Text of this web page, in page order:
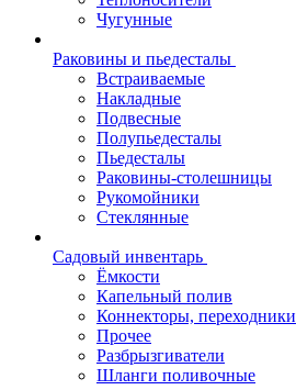
Чугунные
Раковины и пьедесталы
Встраиваемые
Накладные
Подвесные
Полупьедесталы
Пьедесталы
Раковины-столешницы
Рукомойники
Стеклянные
Садовый инвентарь
Ёмкости
Капельный полив
Коннекторы, переходники
Прочее
Разбрызгиватели
Шланги поливочные